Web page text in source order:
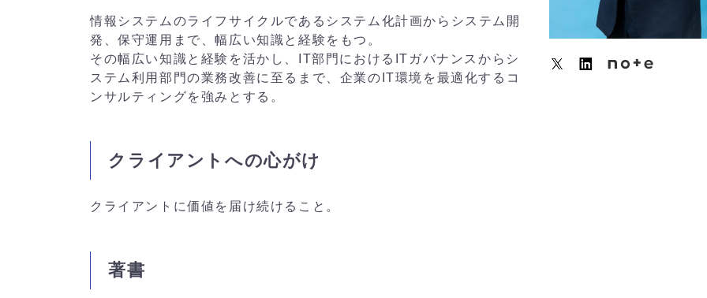
情報システムのライフサイクルであるシステム化計画からシステム開
発、保守運用まで、幅広い知識と経験をもつ。
その幅広い知識と経験を活かし、IT部門におけるITガバナンスからシ
ステム利用部門の業務改善に至るまで、企業のIT環境を最適化するコ
ンサルティングを強みとする。
クライアントへの心がけ
クライアントに価値を届け続けること。
著書